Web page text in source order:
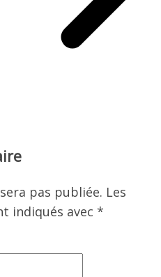
pas publiée. Les
indiqués avec *